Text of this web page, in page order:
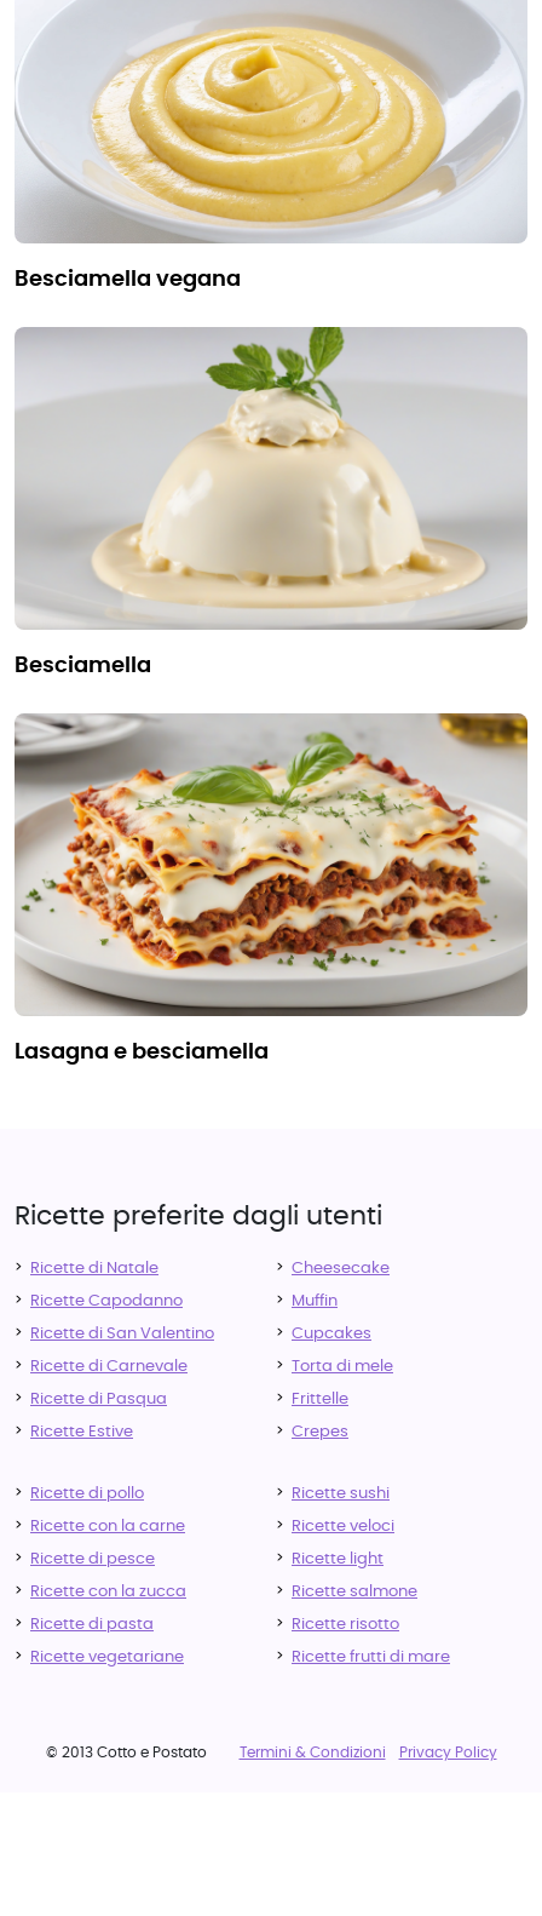
besciamella vegana
besciamella
lasagna e besciamella
Ricette preferite dagli utenti
Ricette di Natale
Ricette Capodanno
Ricette di San Valentino
Ricette di Carnevale
Ricette di Pasqua
Ricette Estive
Cheesecake
Muffin
Cupcakes
Torta di mele
Frittelle
Crepes
Ricette di pollo
Ricette con la carne
Ricette di pesce
Ricette con la zucca
Ricette di pasta
Ricette vegetariane
Ricette sushi
Ricette veloci
Ricette light
Ricette salmone
Ricette risotto
Ricette frutti di mare
© 2013 Cotto e Postato Termini & Condizioni Privacy Policy